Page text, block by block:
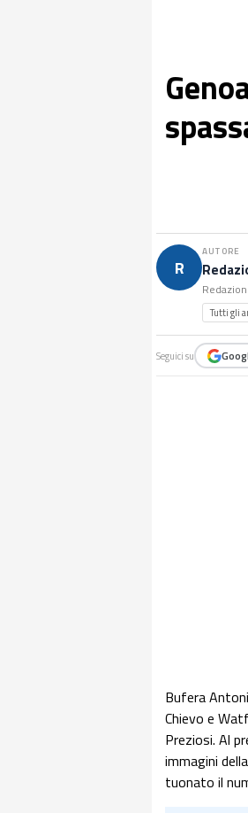
R
AUTORE
Tutti gli
Seguici su
Bufera
Chievo e
Preziosi. Al
immagini
tuonato il